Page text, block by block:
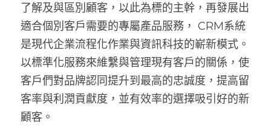
了解及與區別顧客，以此為標的主幹，再發展出
適合個別客戶需要的專屬產品服務， CRM系統
是現代企業流程化作業與資訊科技的嶄新模式。
以標準化服務來維繫與管理現有客戶的關係，使
客戶們對品牌認同提升到最高的忠誠度，提高留
客率與利潤貢獻度，並有效率的選擇吸引好的新
顧客。